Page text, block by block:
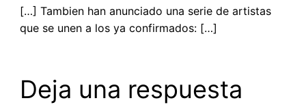
[…] Tambien han anunciado una serie de artistas
que se unen a los ya confirmados: […]
Deja una respuesta